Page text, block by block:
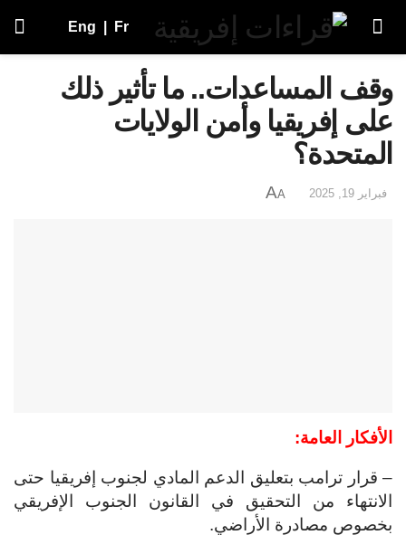
Eng Fr
وقف المساعدات.. ما تأثير ذلك
على إفريقيا وأمن الولايات
المتحدة؟
فبراير 19, 2025 A
A
الأفكار العامة:
– قرار ترامب بتعليق الدعم المادي لجنوب إفريقيا حتى
الانتهاء من التحقيق في القانون الجنوب الإفريقي
بخصوص مصادرة الأراضي.